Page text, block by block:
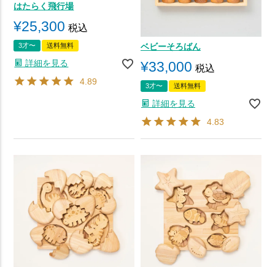
はたらく飛行場
¥25,300 税込
3才〜 送料無料
詳細を見る
4.89
ベビーそろばん
¥33,000 税込
3才〜 送料無料
詳細を見る
4.83